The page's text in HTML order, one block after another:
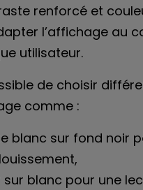
renforcé et
l’affichage au
utilisateur.
de choisir
comme :
blanc sur fond noir
sur blanc pour une